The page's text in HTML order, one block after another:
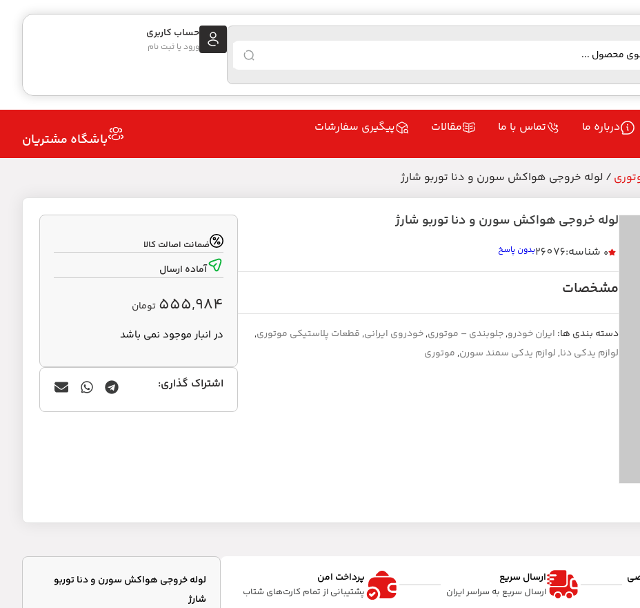
حساب کاربری
ورود یا ثبت نام
درباره ما تماس با ما مقالات پیگیری سفارشات
باشگاه مشتریان
/ لوله خروجی هواکش سورن و دنا توربو شارژ
لوله خروجی هواکش سورن و دنا توربو شارژ
0 شناسه:26076 بدون پاسخ
مشخصات
دسته بندی ها: ایران خودرو,جلوبندی – موتوری,خودروی ایرانی,قطعات پلاستیکی موتوری,
لوازم یدکی دنا,لوازم یدکی سمند سورن,موتوری
ضمانت اصالت کالا
آماده ارسال
555,984 تومان
در انبار موجود نمی باشد
اشتراک گذاری:
ارسال سریع
ارسال سریع به سراسر ایران
پرداخت امن
پشتیبانی از تمام کارت‌های شتاب
لوله خروجی هواکش سورن و دنا توربو
شارژ